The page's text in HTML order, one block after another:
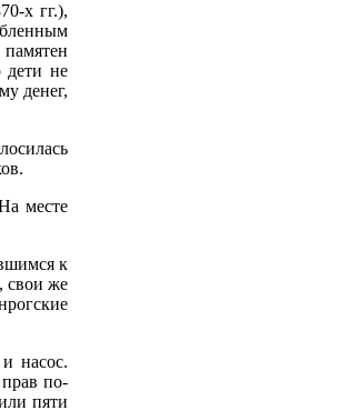
х гг.),
дети не
денег,
месте
к
свои же
насос.
по-
пяти